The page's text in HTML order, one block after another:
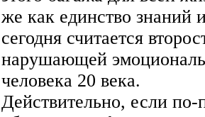
же как единство знаний
сегодня считается
нарушающей
человека 20 века.
Действительно, если